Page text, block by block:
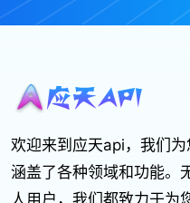
欢迎来到应天api，我们为
涵盖了各种领域和功能。